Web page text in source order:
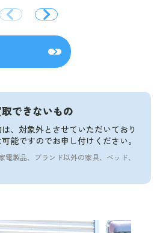
できないもの
、対象外とさせていただいており
能ですのでお申し付けください。
電製品、ブランド以外の家具、ベッド、